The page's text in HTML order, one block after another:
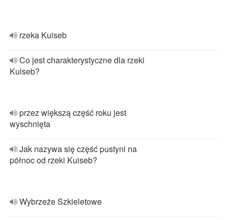
rzeka Kuiseb
Co jest charakterystyczne dla rzeki
Kuiseb?
przez większą część roku jest
wyschnięta
Jak nazywa się część pustyni na
północ od rzeki Kuiseb?
Wybrzeże Szkieletowe